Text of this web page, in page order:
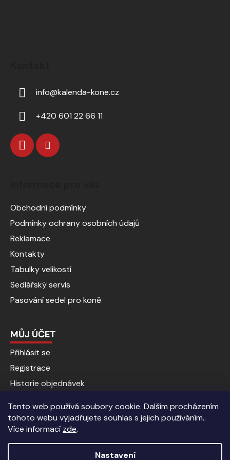
Tento web používá soubory cookie. Dalším procházením
tohoto webu vyjadřujete souhlas s jejich používáním..
Více informací zde.
Nastavení
info@kalenda-kone.cz
+420 601 22 66 11
Obchodní podmínky
Podmínky ochrany osobních údajů
Reklamace
Kontakty
Tabulky velikostí
Sedlářský servis
Pasování sedel pro koně
MŮJ ÚČET
Přihlásit se
Registrace
Historie objednávek